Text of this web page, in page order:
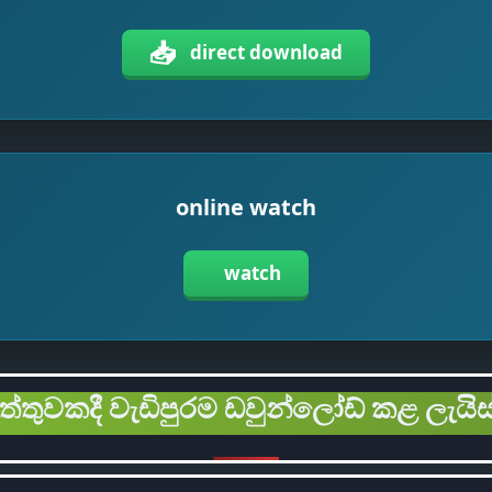
📥 direct download
online watch
watch
වැඩිපුරම ඩවුන්ලෝඩ් කළ